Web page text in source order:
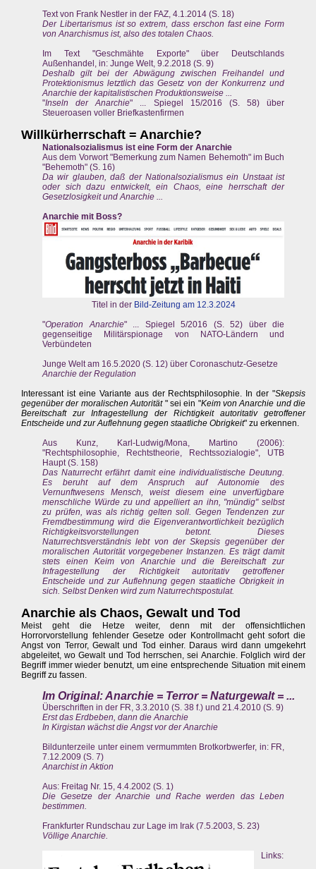
Text von Frank Nestler in der FAZ, 4.1.2014 (S. 18)
Der Libertarismus ist so extrem, dass erschon fast eine Form
von Anarchismus ist, also des totalen Chaos.
Im Text "Geschmähte Exporte" über Deutschlands
Außenhandel, in: Junge Welt, 9.2.2018 (S. 9)
Deshalb gilt bei der Abwägung zwischen Freihandel und
Protektionismus letztlich das Gesetz von der Konkurrenz und
Anarchie der kapitalistischen Produktionsweise ...
"Inseln der Anarchie" ... Spiegel 15/2016 (S. 58) über
Steueroasen voller Briefkastenfirmen
Willkürherrschaft = Anarchie?
Nationalsozialismus ist eine Form der Anarchie
Aus dem Vorwort "Bemerkung zum Namen Behemoth" im Buch
"Behemoth" (S. 16)
Da wir glauben, daß der Nationalsozialismus ein Unstaat ist
oder sich dazu entwickelt, ein Chaos, eine herrschaft der
Gesetzlosigkeit und Anarchie ...
Anarchie mit Boss?
Titel in der Bild-Zeitung am 12.3.2024
"Operation Anarchie" ... Spiegel 5/2016 (S. 52) über die
gegenseitige Militärspionage von NATO-Ländern und
Verbündeten
Junge Welt am 16.5.2020 (S. 12) über Coronaschutz-Gesetze
Anarchie der Regulation
Interessant ist eine Variante aus der Rechtsphilosophie. In der "Skepsis
gegenüber der moralischen Autorität" sei ein "Keim von Anarchie und die
Bereitschaft zur Infragestellung der Richtigkeit autoritativ getroffener
Entscheide und zur Auflehnung gegen staatliche Obrigkeit" zu erkennen.
Aus Kunz, Karl-Ludwig/Mona, Martino (2006):
"Rechtsphilosophie, Rechtstheorie, Rechtssozialogie", UTB
Haupt (S. 158)
Das Naturrecht erfährt damit eine individualistische Deutung.
Es beruht auf dem Anspruch auf Autonomie des
Vernunftwesens Mensch, weist diesem eine unverfügbare
menschliche Würde zu und appelliert an ihn, "mündig" selbst
zu prüfen, was als richtig gelten soll. Gegen Tendenzen zur
Fremdbestimmung wird die Eigenverantwortlichkeit bezüglich
Richtigkeitsvorstellungen betont. Dieses
Naturrechtsverständnis lebt von der Skepsis gegenüber der
moralischen Autorität vorgegebener Instanzen. Es trägt damit
stets einen Keim von Anarchie und die Bereitschaft zur
Infragestellung der Richtigkeit autoritativ getroffener
Entscheide und zur Auflehnung gegen staatliche Obrigkeit in
sich. Selbst Denken wird zum Naturrechtspostulat.
Anarchie als Chaos, Gewalt und Tod
Meist geht die Hetze weiter, denn mit der offensichtlichen
Horrorvorstellung fehlender Gesetze oder Kontrollmacht geht sofort die
Angst von Terror, Gewalt und Tod einher. Daraus wird dann umgekehrt
abgeleitet, wo Gewalt und Tod herrschen, sei Anarchie. Folglich wird der
Begriff immer wieder benutzt, um eine entsprechende Situation mit einem
Begriff zu fassen.
Im Original: Anarchie = Terror = Naturgewalt = ...
Überschriften in der FR, 3.3.2010 (S. 38 f.) und 21.4.2010 (S. 9)
Erst das Erdbeben, dann die Anarchie
In Kirgistan wächst die Angst vor der Anarchie
Bildunterzeile unter einem vermummten Brotkorbwerfer, in: FR,
7.12.2009 (S. 7)
Anarchist in Aktion
Aus: Freitag Nr. 15, 4.4.2002 (S. 1)
Die Gesetze der Anarchie und Rache werden das Leben
bestimmen.
Frankfurter Rundschau zur Lage im Irak (7.5.2003, S. 23)
Völlige Anarchie.
Links: